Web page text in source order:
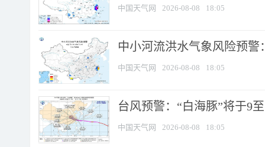
中国天气网 2026-08-08 18:05
中小河流洪水气象风险预
中国天气网 2026-08-08 18:05
台风预警：“白海豚”将于9
中国天气网 2026-08-08 18:05